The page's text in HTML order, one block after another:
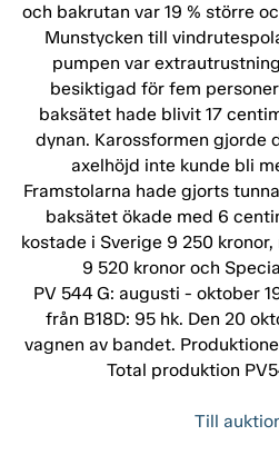
och bakrutan var 19 % större
Munstycken till
pumpen var
besiktigad för fem
baksätet hade blivit 17
dynan. Karossformen gjorde
axelhöjd inte kunde bli
Framstolarna hade gjorts
baksätet ökade med 6
kostade i Sverige 9 250
9 520 kronor och
PV 544 G: augusti - oktober
från B18D: 95 hk. Den 20
vagnen av bandet.
Total produktion
Till